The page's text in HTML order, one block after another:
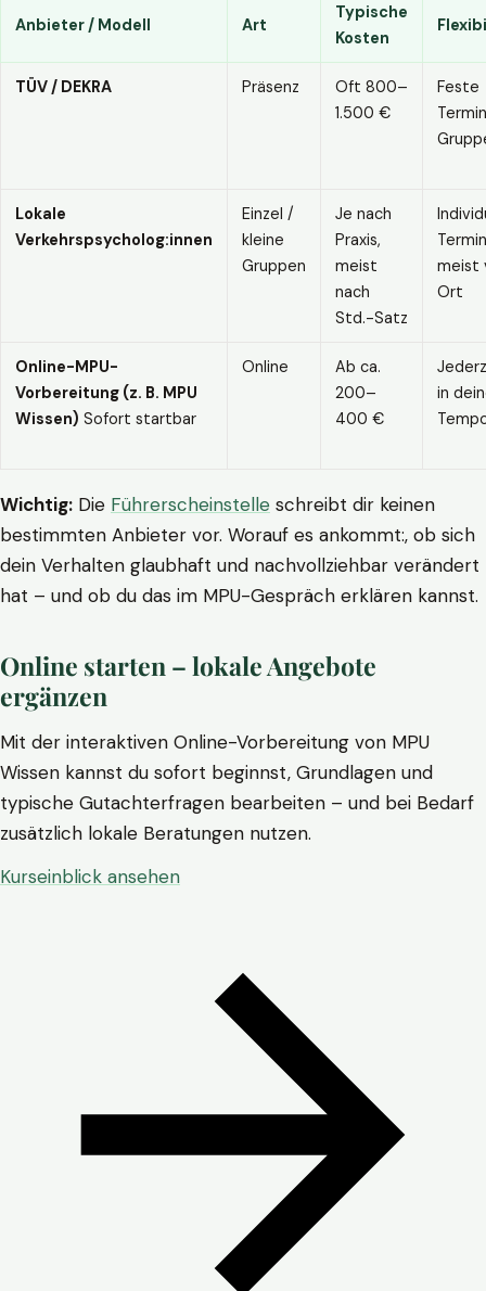
Anbieter / Modell Art
Typische
Kosten
TÜV / DEKRA Präsenz
Oft 800–
1.500 €
Feste
Lokale
Verkehrspsycholog:innen
Einzel /
kleine
Gruppen
Je nach
Praxis,
meist
nach
Std.-Satz
meist
Ort
Online-MPU-
Vorbereitung (z. B. MPU
Wissen) Sofort startbar
Online
Ab ca.
200–
400 €
in
Wichtig: Die Führerscheinstelle schreibt dir keinen
bestimmten Anbieter vor. Worauf es ankommt:, ob sich
dein Verhalten glaubhaft und nachvollziehbar verändert
hat – und ob du das im MPU-Gespräch erklären kannst.
Online starten – lokale Angebote
ergänzen
Mit der interaktiven Online-Vorbereitung von MPU
Wissen kannst du sofort beginnst, Grundlagen und
typische Gutachterfragen bearbeiten – und bei Bedarf
zusätzlich lokale Beratungen nutzen.
Kurseinblick ansehen